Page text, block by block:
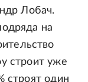
Лобач.
на
строит уже
строят один